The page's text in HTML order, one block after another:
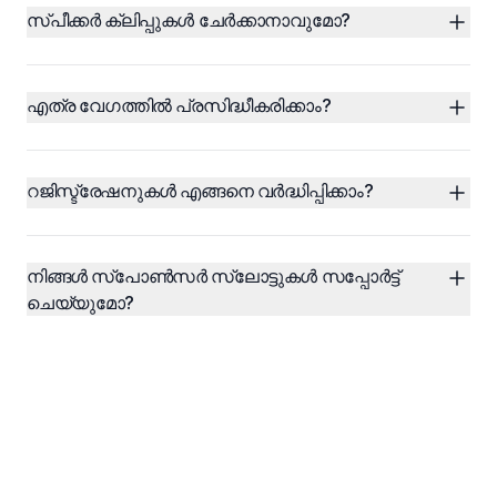
സ്പീക്കർ ക്ലിപ്പുകൾ ചേർക്കാനാവുമോ?
എത്ര വേഗത്തിൽ പ്രസിദ്ധീകരിക്കാം?
റജിസ്ട്രേഷനുകൾ എങ്ങനെ വർദ്ധിപ്പിക്കാം?
നിങ്ങൾ സ്പോൺസർ സ്ലോട്ടുകൾ സപ്പോർട്ട്
ചെയ്യുമോ?